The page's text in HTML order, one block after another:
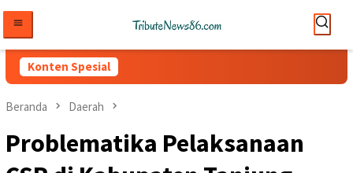
konten
Konten Spesial
Beranda Daerah
Problematika Pelaksanaan